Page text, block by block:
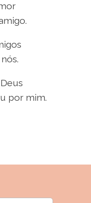
por mim.